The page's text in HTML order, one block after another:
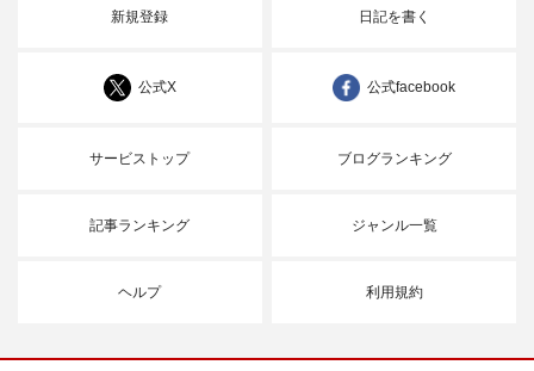
新規登録 日記を書く
公式X 公式facebook
サービストップ ブログランキング
記事ランキング ジャンル一覧
ヘルプ 利用規約